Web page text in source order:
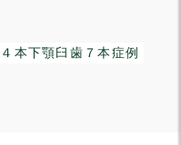
本下顎臼歯７本症例